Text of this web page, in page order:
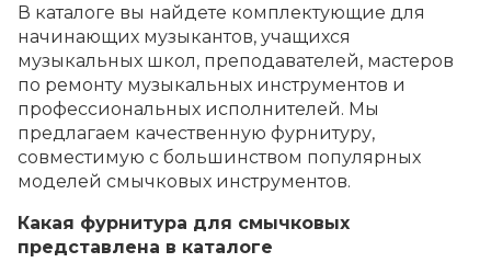
В каталоге вы найдете комплектующие для
начинающих музыкантов, учащихся
музыкальных школ, преподавателей, мастеров
по ремонту музыкальных инструментов и
профессиональных исполнителей. Мы
предлагаем качественную фурнитуру,
совместимую с большинством популярных
моделей смычковых инструментов.
Какая фурнитура для смычковых
представлена в каталоге